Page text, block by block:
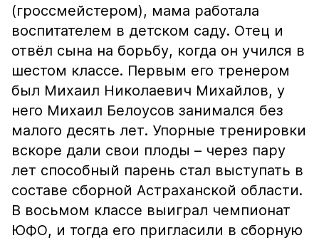
(гроссмейстером), мама работала
воспитателем в детском саду. Отец и
отвёл сына на борьбу, когда он учился в
шестом классе. Первым его тренером
был Михаил Николаевич Михайлов, у
него Михаил Белоусов занимался без
малого десять лет. Упорные тренировки
вскоре дали свои плоды – через пару
лет способный парень стал выступать в
составе сборной Астраханской области.
В восьмом классе выиграл чемпионат
ЮФО, и тогда его пригласили в сборную